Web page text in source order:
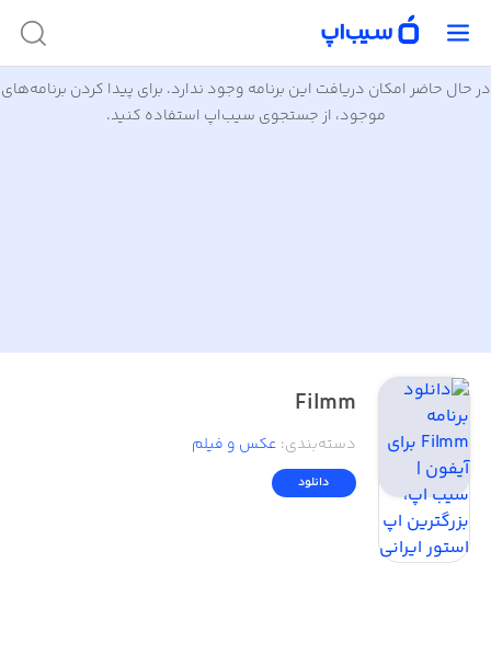
در حال حاضر امکان دریافت این برنامه وجود ندارد. برای پیدا کردن برنامه‌های
موجود، از جستجوی سیب‌اپ استفاده کنید.
Filmm
دسته‌بندی: عکس و فیلم
دانلود